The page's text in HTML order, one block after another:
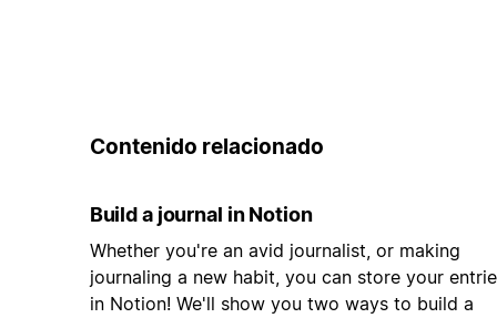
Contenido relacionado
Build a journal in Notion
Whether you're an avid journalist, or making
journaling a new habit, you can store your
in Notion! We'll show you two ways to build a